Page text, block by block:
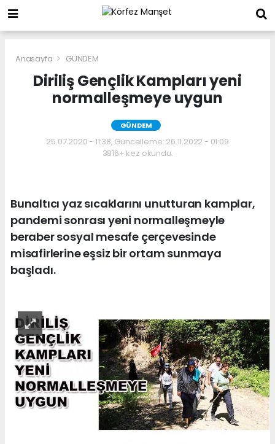
Anasayfa GÜNDEM
Diriliş Gençlik Kampları yeni
normalleşmeye uygun
GÜNDEM
25.07.2020 - 11:38, Güncelleme: 26.11.2022 - 01:09
3816+ kez okundu.
Bunaltıcı yaz sıcaklarını unutturan kamplar,
pandemi sonrası yeni normalleşmeyle
beraber sosyal mesafe çerçevesinde
misafirlerine eşsiz bir ortam sunmaya
başladı.